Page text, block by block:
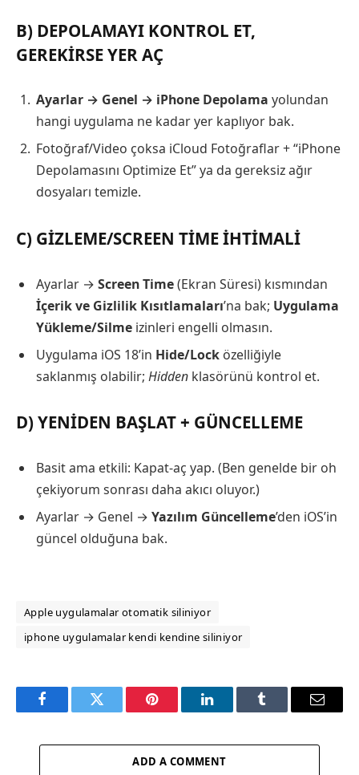
B) DEPOLAMAYI KONTROL ET,
GEREKIRSE YER AÇ
Ayarlar → Genel → iPhone Depolama yolundan
hangi uygulama ne kadar yer kaplıyor bak.
Fotoğraf/Video çoksa iCloud Fotoğraflar + “iPhone
Depolamasını Optimize Et” ya da gereksiz ağır
dosyaları temizle.
C) GIZLEME/SCREEN TIME IHTIMALI
Ayarlar → Screen Time(Ekran Süresi) kısmından
İçerik ve Gizlilik Kısıtlamaları’na bak; Uygulama
Yükleme/Silme izinleri engelli olmasın.
Uygulama iOS 18’in Hide/Lock özelliğiyle
saklanmış olabilir; Hidden klasörünü kontrol et.
D) YENIDEN BAŞLAT + GÜNCELLEME
Basit ama etkili: Kapat-aç yap. (Ben genelde bir oh
çekiyorum sonrası daha akıcı oluyor.)
Ayarlar → Genel → Yazılım Güncelleme’den iOS’in
güncel olduğuna bak.
Apple uygulamalar otomatik siliniyor
iphone uygulamalar kendi kendine siliniyor
FacebookTwitter Pinterest LinkedInTumblr Email
ADD A COMMENT